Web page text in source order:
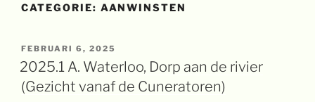
CATEGORIE: AANWINSTEN
GEPLAATST
OP
FEBRUARI 6, 2025
2025.1 A. Waterloo, Dorp aan de rivier
(Gezicht vanaf de Cuneratoren)